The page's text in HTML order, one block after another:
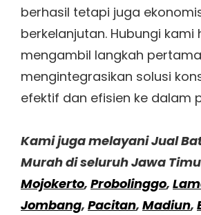
berhasil tetapi juga
berkelanjutan. Hubungi kami
mengambil langkah
mengintegrasikan solusi
efektif dan efisien ke dalam
Kami juga melayani Jual
Murah di seluruh Jawa
Mojokerto, Probolinggo,
Jombang, Pacitan, Madiun,